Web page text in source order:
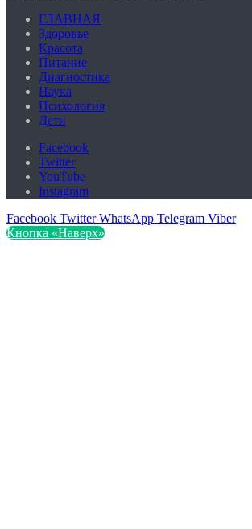
ГЛАВНАЯ
Здоровье
Красота
Питание
Диагностика
Наука
Психология
Дети
Facebook
Twitter
YouTube
Instagram
Facebook Twitter WhatsApp Telegram Viber
Кнопка «Наверх»